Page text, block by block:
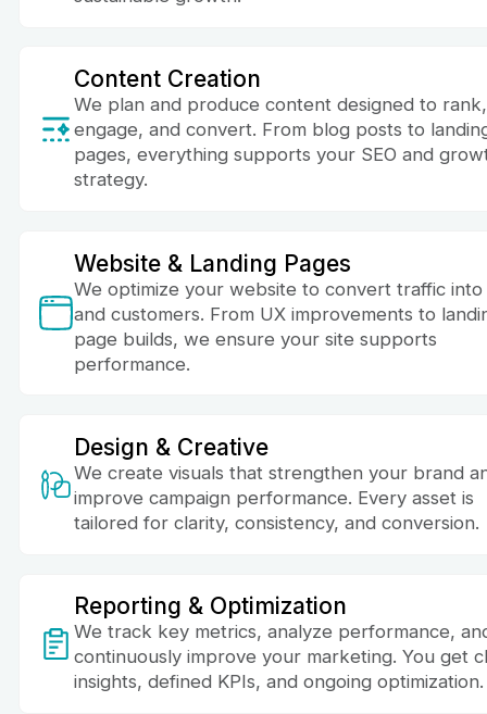
Content Creation
We plan and produce content designed to rank,
engage, and convert. From blog posts to
pages, everything supports your SEO and
strategy.
Website & Landing Pages
We optimize your website to convert traffic into
and customers. From UX improvements to
page builds, we ensure your site supports
performance.
Design & Creative
We create visuals that strengthen your brand
improve campaign performance. Every asset is
tailored for clarity, consistency, and conversion.
Reporting & Optimization
We track key metrics, analyze performance,
continuously improve your marketing. You get
insights, defined KPIs, and ongoing optimization.